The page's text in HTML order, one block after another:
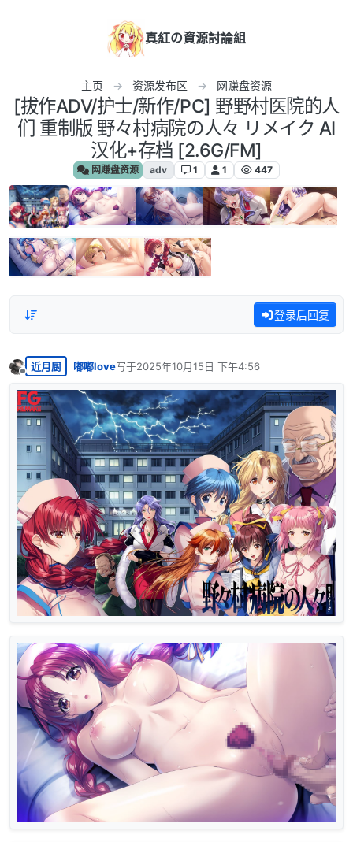
真紅の資源討論組
主页 资源发布区 网赚盘资源
[拔作ADV/护士/新作/PC] 野野村医院的人
们 重制版 野々村病院の人々 リメイク AI
汉化+存档 [2.6G/FM]
网赚盘资源 adv 1 1 447
登录后回复
离线
近月厨 嘟嘟love写于2025年10月15日 下午4:56
最后由 编辑